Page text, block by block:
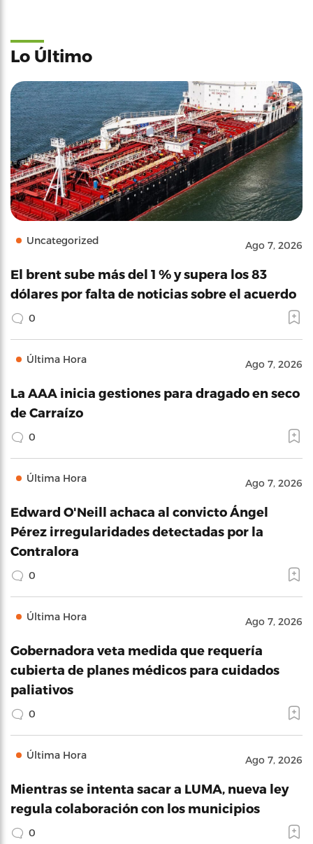
Lo Último
Uncategorized Ago 7, 2026
El brent sube más del 1 % y supera los 83
dólares por falta de noticias sobre el acuerdo
0
Última Hora Ago 7, 2026
La AAA inicia gestiones para dragado en seco
de Carraízo
0
Última Hora Ago 7, 2026
Edward O'Neill achaca al convicto Ángel
Pérez irregularidades detectadas por la
Contralora
0
Última Hora Ago 7, 2026
Gobernadora veta medida que requería
cubierta de planes médicos para cuidados
paliativos
0
Última Hora Ago 7, 2026
Mientras se intenta sacar a LUMA, nueva ley
regula colaboración con los municipios
0